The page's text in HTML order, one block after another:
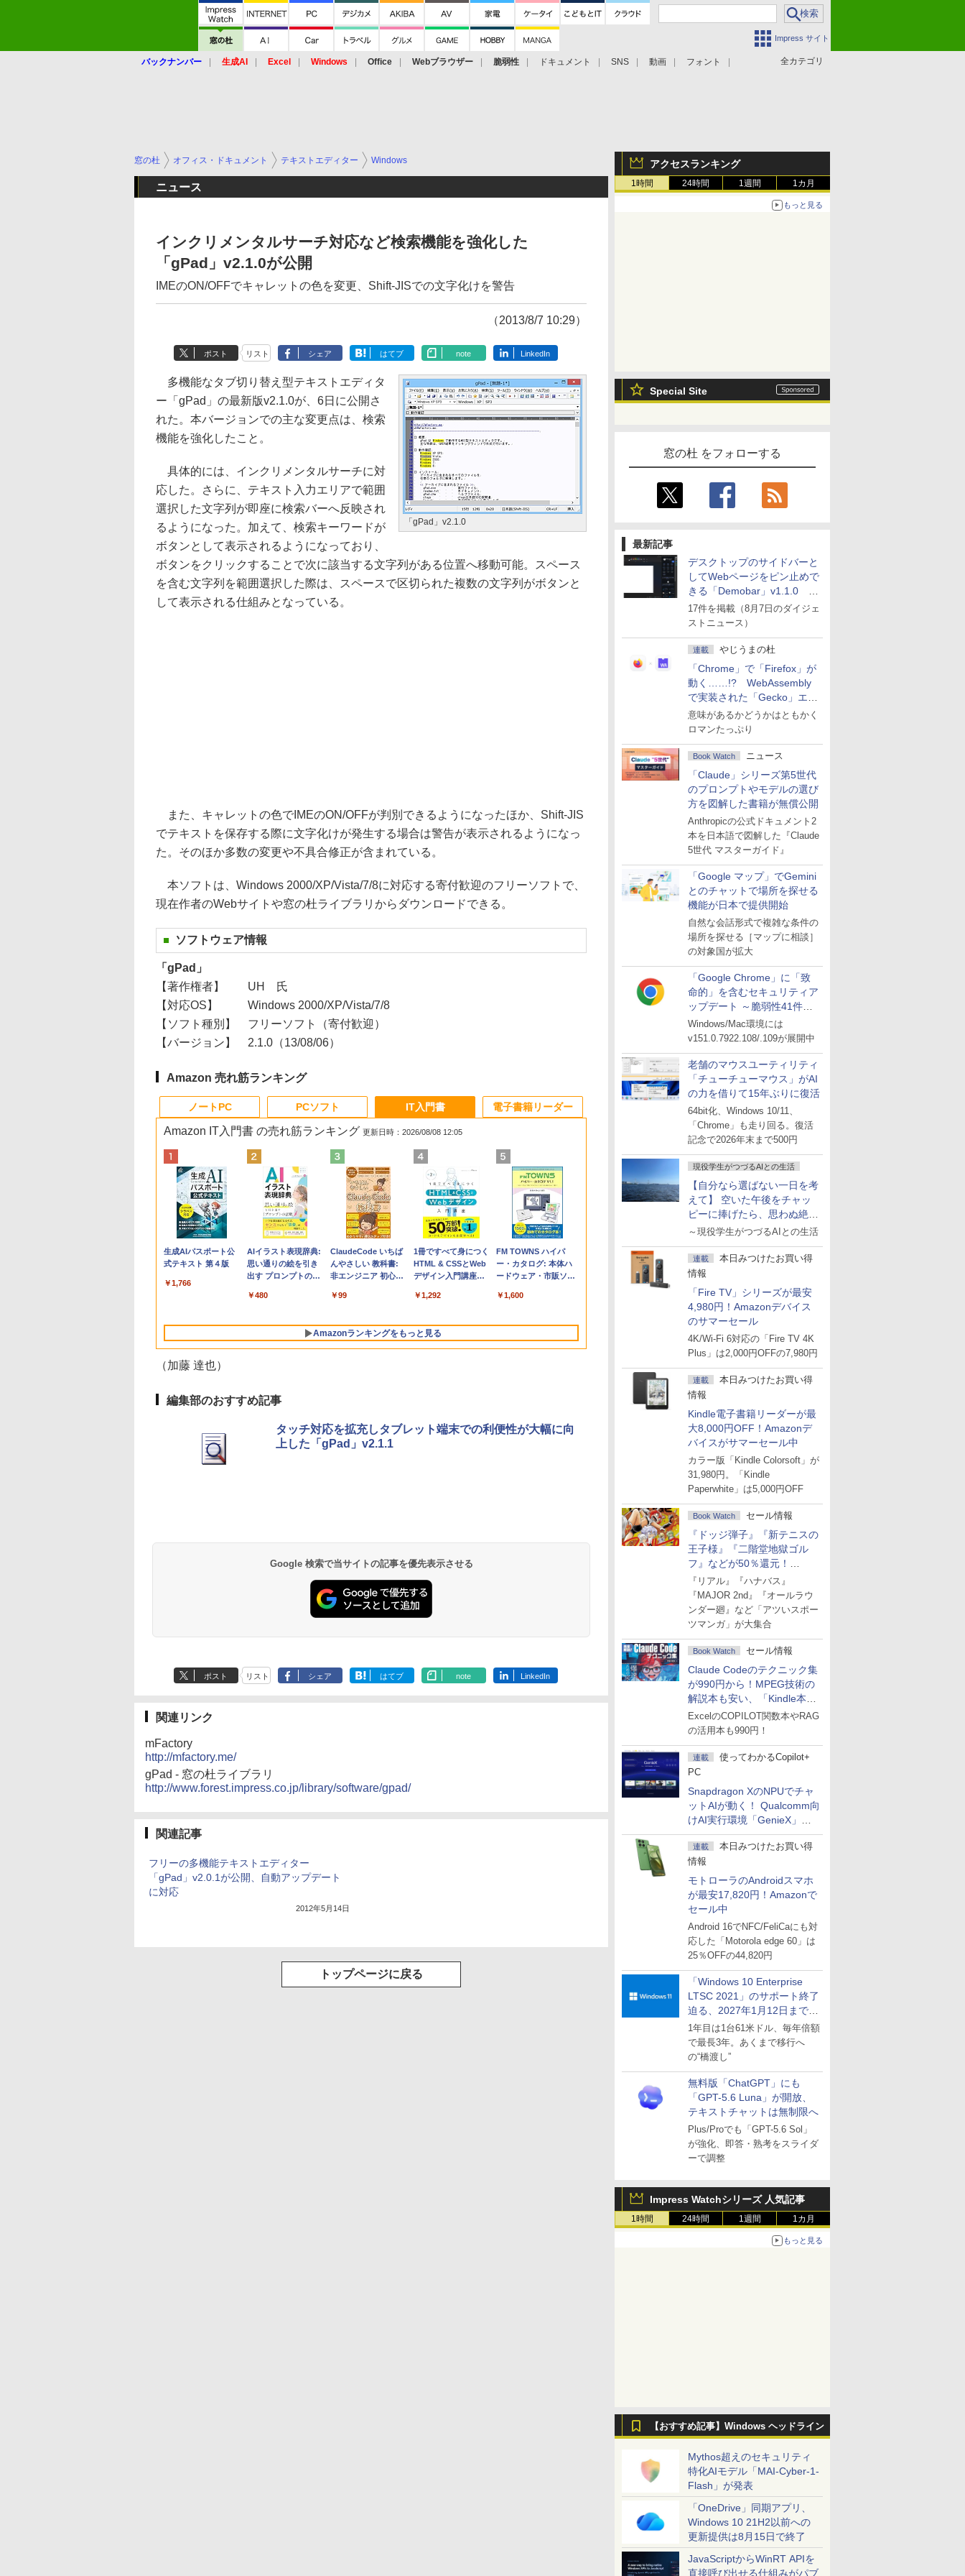
Impress サイト
全カテゴリ
バックナンバー 生成AI Excel Windows Office Webブラウザー 脆弱性 ドキュメント SNS 動画 フォント
アクセスランキング
1時間 24時間 1週間 1カ月
もっと見る
Special Site
窓の杜 をフォローする
最新記事
デスクトップのサイドバーと
してWebページをピン止めで
きる「Demobar」v1.1.0 ほ
か
17件を掲載（8月7日のダイジェ
ストニュース）
連載 やじうまの杜
「Chrome」で「Firefox」が
動く……!? WebAssembly
で実装された「Gecko」エン
ジン
意味があるかどうかはともかく
ロマンたっぷり
Book Watch ニュース
「Claude」シリーズ第5世代
のプロンプトやモデルの選び
方を図解した書籍が無償公開
Anthropicの公式ドキュメント2
本を日本語で図解した『Claude
5世代 マスターガイド』
「Google マップ」でGemini
とのチャットで場所を探せる
機能が日本で提供開始
自然な会話形式で複雑な条件の
場所を探せる［マップに相談］
の対象国が拡大
「Google Chrome」に「致
命的」を含むセキュリティア
ップデート ～脆弱性41件に
対処
Windows/Mac環境には
v151.0.7922.108/.109が展開中
老舗のマウスユーティリティ
「チューチューマウス」がAI
の力を借りて15年ぶりに復活
64bit化、Windows 10/11、
「Chrome」も走り回る。復活
記念で2026年末まで500円
現役学生がつづるAIとの生活
【自分なら選ばない一日を考
えて】 空いた午後をチャッ
ピーに捧げたら、思わぬ絶景
に出会った話
～現役学生がつづるAIとの生活
連載
本日みつけたお買い得
情報
「Fire TV」シリーズが最安
4,980円！Amazonデバイス
のサマーセール
4K/Wi-Fi 6対応の「Fire TV 4K
Plus」は2,000円OFFの7,980円
連載
本日みつけたお買い得
情報
Kindle電子書籍リーダーが最
大8,000円OFF！Amazonデ
バイスがサマーセール中
カラー版「Kindle Colorsoft」が
31,980円。「Kindle
Paperwhite」は5,000円OFF
Book Watch セール情報
『ドッジ弾子』『新テニスの
王子様』『二階堂地獄ゴル
フ』などが50％還元！
Amazonマンガ週末セール
『リアル』『ハナバス』
『MAJOR 2nd』『オールラウ
ンダー廻』など「アツいスポー
ツマンガ」が大集合
Book Watch セール情報
Claude Codeのテクニック集
が990円から！MPEG技術の
解説本も安い、「Kindle本サ
マーセール」第2弾開始！
ExcelのCOPILOT関数本やRAG
の活用本も990円！
連載
使ってわかるCopilot+
PC
Snapdragon XのNPUでチャ
ットAIが動く！ Qualcomm向
けAI実行環境「GenieX」を
試してみた
連載
本日みつけたお買い得
情報
モトローラのAndroidスマホ
が最安17,820円！Amazonで
セール中
Android 16でNFC/FeliCaにも対
応した「Motorola edge 60」は
25％OFFの44,820円
「Windows 10 Enterprise
LTSC 2021」のサポート終了
迫る、2027年1月12日まで
～ESUは9月1日から販売
1年目は1台61米ドル、毎年倍額
で最長3年。あくまで移行へ
の“橋渡し”
無料版「ChatGPT」にも
「GPT-5.6 Luna」が開放、
テキストチャットは無制限へ
Plus/Proでも「GPT-5.6 Sol」
が強化、即答・熟考をスライダ
ーで調整
Impress Watchシリーズ 人気記事
1時間 24時間 1週間 1カ月
もっと見る
【おすすめ記事】Windows ヘッドライン
Mythos超えのセキュリティ
特化AIモデル「MAI-Cyber-1-
Flash」が発表
「OneDrive」同期アプリ、
Windows 10 21H2以前への
更新提供は8月15日で終了
JavaScriptからWinRT APIを
直接呼び出せる仕組みがパブ
窓の杜 オフィス・ドキュメント テキストエディター Windows
ニュース
インクリメンタルサーチ対応など検索機能を強化した
「gPad」v2.1.0が公開
IMEのON/OFFでキャレットの色を変更、Shift-JISでの文字化けを警告
（2013/8/7 10:29）
ポスト リスト シェア はてブ note LinkedIn
「gPad」v2.1.0
多機能なタブ切り替え型テキストエディタ
ー「gPad」の最新版v2.1.0が、6日に公開さ
れた。本バージョンでの主な変更点は、検索
機能を強化したこと。
具体的には、インクリメンタルサーチに対
応した。さらに、テキスト入力エリアで範囲
選択した文字列が即座に検索バーへ反映され
るようになった。加えて、検索キーワードが
ボタンとして表示されるようになっており、
ボタンをクリックすることで次に該当する文字列がある位置へ移動可能。スペース
を含む文字列を範囲選択した際は、スペースで区切られた複数の文字列がボタンと
して表示される仕組みとなっている。
また、キャレットの色でIMEのON/OFFが判別できるようになったほか、Shift-JIS
でテキストを保存する際に文字化けが発生する場合は警告が表示されるようになっ
た。そのほか多数の変更や不具合修正が含まれている。
本ソフトは、Windows 2000/XP/Vista/7/8に対応する寄付歓迎のフリーソフトで、
現在作者のWebサイトや窓の杜ライブラリからダウンロードできる。
ソフトウェア情報
「gPad」
【著作権者】
UH 氏
【対応OS】
Windows 2000/XP/Vista/7/8
【ソフト種別】
フリーソフト（寄付歓迎）
【バージョン】
2.1.0（13/08/06）
Amazon 売れ筋ランキング
ノートPC
Apple 2026
MacBook Neo A18
ンチノートブック：
設計、Liquid Retina
ユニファイドメモ
リ、256GB SSDスト
レージ、1080p
- インディゴ
tomtoc 360°保護
15.6 16インチ パソコ
ンケース Dell NEC
dynabook Lenovo
￥2,952
Apple 2026
MacBook Air M5チ
ップ搭載13インチノ
Apple Intelligence、
Retinaディスプレ
イ、16GBユニファイ
ドメモリ、1TB SSD
￥261,414
【Amazon.co.jp限
定】 HP ノートパソ
コン 15-fd 15.6イン
512GB SSD インテ
￥129,800
FMV ノートパソコン
WE1-K3 (MS 365
Personal/Copilotキー
型/Core i5/16GB/SSD
FMVWK3E15W_AZ
￥139,880
PCソフト
Robloxギフトカード
- 800 Robux 【限定
を含む】 【オンライ
インコード版
Robloxギフトカード
- 1000 Robux 【限定
バーチャルアイテム
ンゲームコード】 ロ
ンコード版
￥1,600
Microsoft Office
Home & Business
2024(最新 永続版)|オ
版|Windows11、
￥39,582
Robloxギフトカード
- 2,000 Robux 【限
定バーチャルアイテ
インゲームコード】
ラインコード版
￥3,200
Windows版 |
Minecraft (マインクラ
フト): Java & Bedrock
ード版
￥3,600
IT入門書
Amazon IT入門書 の売れ筋ランキング 更新日時：2026/08/08 12:05
生成AIパスポート公
式テキスト 第４版
￥1,766
AIイラスト表現辞典:
思い通りの絵を引き
出す プロンプトの言
ズ (はぴーイラスト
￥480
ClaudeCode いちば
んやさしい 教科書:
非エンジニア 初心者
マニュアル AI副業に
もKindle出版にも！
非エンジニアのため
のAIコーディング入
￥99
1冊ですべて身につく
HTML & CSSとWeb
デザイン入門講座
￥1,292
FM TOWNS ハイパ
ー・カタログ: 本体ハ
ードウェア・市販ソフ
トリストと最新エミュ
￥1,600
Amazonランキングをもっと見る
電子書籍リーダー
テリー、広告なし、
チディスプレイ電子
ック、16GB、広告な
調節ライト、12週間
告なし、メタリック
ブラック
ト、最大8週間持続バ
し、ブラック (2025
年発売)
明るさ自動調整、色調
（加藤 達也）
編集部のおすすめ記事
タッチ対応を拡充しタブレット端末での利便性が大幅に向
上した「gPad」v2.1.1
Google 検索で当サイトの記事を優先表示させる
ポスト リスト シェア はてブ note LinkedIn
関連リンク
mFactory
http://mfactory.me/
gPad - 窓の杜ライブラリ
http://www.forest.impress.co.jp/library/software/gpad/
関連記事
フリーの多機能テキストエディター
「gPad」v2.0.1が公開、自動アップデート
に対応
2012年5月14日
トップページに戻る